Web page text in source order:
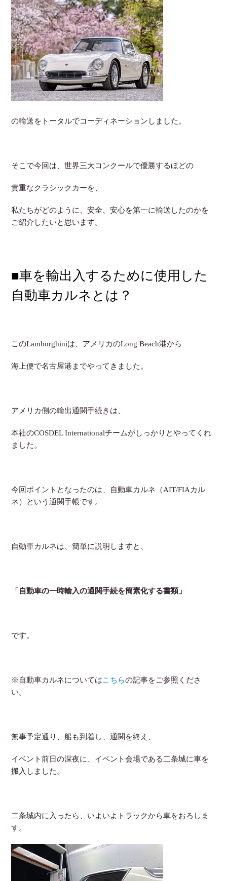
の輸送をトータルでコーディネーションしました。
そこで今回は、世界三大コンクールで優勝するほどの
貴重なクラシックカーを、
私たちがどのように、安全、安心を第一に輸送したのかを
ご紹介したいと思います。
■車を輸出入するために使用した
自動車カルネとは？
このLamborghiniは、アメリカのLong Beach港から
海上便で名古屋港までやってきました。
アメリカ側の輸出通関手続きは、
本社のCOSDEL Internationalチームがしっかりとやってくれ
ました。
今回ポイントとなったのは、自動車カルネ（AIT/FIAカル
ネ）という通関手帳です。
自動車カルネは、簡単に説明しますと、
「自動車の一時輸入の通関手続を簡素化する書類」
です。
※自動車カルネについてはこちらの記事をご参照くださ
い。
無事予定通り、船も到着し、通関を終え、
イベント前日の深夜に、イベント会場である二条城に車を
搬入しました。
二条城内に入ったら、いよいよトラックから車をおろしま
す。